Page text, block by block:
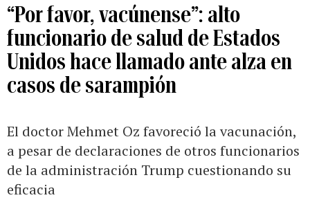
“Por favor, vacúnense”: alto
funcionario de salud de Estados
Unidos hace llamado ante alza en
casos de sarampión
El doctor Mehmet Oz favoreció la vacunación,
a pesar de declaraciones de otros funcionarios
de la administración Trump cuestionando su
eficacia